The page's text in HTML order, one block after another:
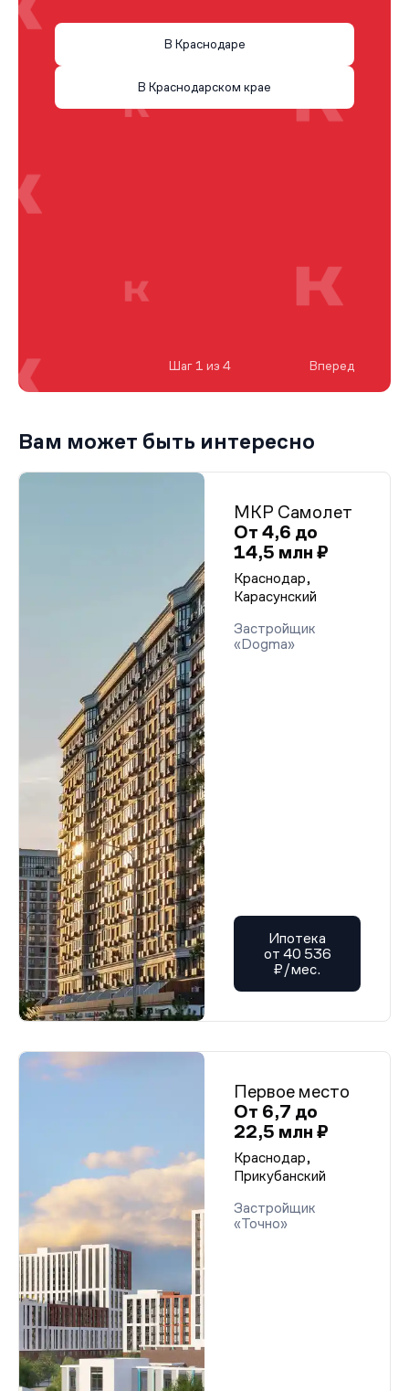
В Краснодаре
В Краснодарском крае
Шаг 1 из 4 Вперед
Вам может быть интересно
МКР Самолет
От 4,6 до
14,5 млн ₽
Краснодар,
Карасунский
Застройщик
«Dogma»
Ипотека
от 40 536
₽/мес.
Первое место
От 6,7 до
22,5 млн ₽
Краснодар,
Прикубанский
Застройщик
«Точно»